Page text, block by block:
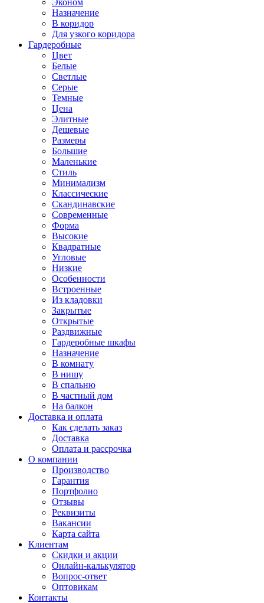
Эконом
Назначение
В коридор
Для узкого коридора
Гардеробные
Цвет
Белые
Светлые
Серые
Темные
Цена
Элитные
Дешевые
Размеры
Большие
Маленькие
Стиль
Минимализм
Классические
Скандинавские
Современные
Форма
Высокие
Квадратные
Угловые
Низкие
Особенности
Встроенные
Из кладовки
Закрытые
Открытые
Раздвижные
Гардеробные шкафы
Назначение
В комнату
В нишу
В спальню
В частный дом
На балкон
Доставка и оплата
Как сделать заказ
Доставка
Оплата и рассрочка
О компании
Производство
Гарантия
Портфолио
Отзывы
Реквизиты
Вакансии
Карта сайта
Клиентам
Скидки и акции
Онлайн-калькулятор
Вопрос-ответ
Оптовикам
Контакты